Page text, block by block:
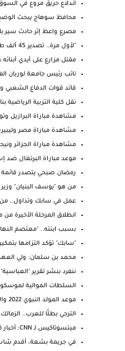
اندلاع حريق مروع في
محافظ سوهاج يبحث الوضع
مصرع واعظ إثر حادث سير
"لأول مرة.. تصدير 45 ألف طن"ملح مغسول" لكينيا من ش...
مقتل مزارع على أيدي
نائب رئيس جامعة لوريان
قائد قوات الدفاع الشعبي
نقل كلية التربية الرياضية
مشاهدة مباراة البرازيل
مشاهدة مباراة مصر وليبيريا بث
مشاهدة مباراة الجزائر
موعد مباراة البرتغال ضد
رمضان صبحي يتصدر قائمة
من هو "يوسف البنيان" وزير
عمل في سابك وتداول.. من
انطلاق المرحلة الأخيرة
بسبب ابنته.. "معتصم
"سابك" تؤكد التزامها
محمد بن سلمان: ولي
ننفرد بنشر تقرير
السلطات الموالية
موعد المولد النبوي 2022 والإجازة الرسمية للقطاع ال...
الترجي بطلًا للعرب..
ميتسوتاكيس لـ CNN: أخبار كاذبة وإتهامات سخيفة من ت...
في جريمة بشعة، أقدم